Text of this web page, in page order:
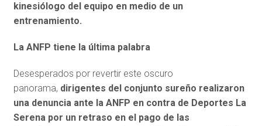
kinesiólogo del equipo en medio de un
entrenamiento.
La ANFP tiene la última palabra
Desesperados por revertir este oscuro
panorama, dirigentes del conjunto sureño realizaron
una denuncia ante la ANFP en contra de Deportes La
Serena por un retraso en el pago de las